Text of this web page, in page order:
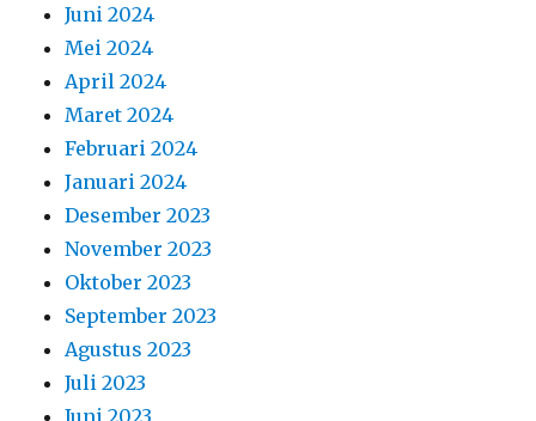
Juni 2024
Mei 2024
April 2024
Maret 2024
Februari 2024
Januari 2024
Desember 2023
November 2023
Oktober 2023
September 2023
Agustus 2023
Juli 2023
Juni 2023